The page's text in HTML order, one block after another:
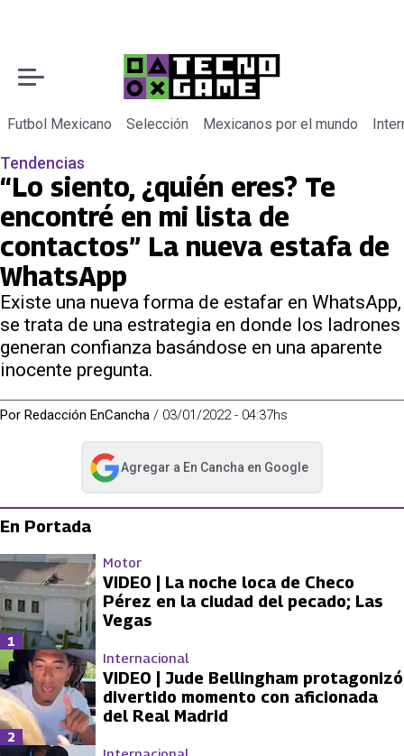
Futbol Mexicano Selección Mexicanos por el mundo
Tendencias
“Lo siento, ¿quién eres? Te
encontré en mi lista de
contactos” La nueva estafa de
WhatsApp
Existe una nueva forma de estafar en WhatsApp,
se trata de una estrategia en donde los ladrones
generan confianza basándose en una aparente
inocente pregunta.
Por Redacción EnCancha / 03/01/2022 - 04:37hs
Agregar a En Cancha en Google
abre en nueva pestaña
En Portada
Motor
VIDEO | La noche loca de Checo
Pérez en la ciudad del pecado; Las
Vegas
1
Internacional
VIDEO | Jude Bellingham protagonizó
divertido momento con aficionada
del Real Madrid
2